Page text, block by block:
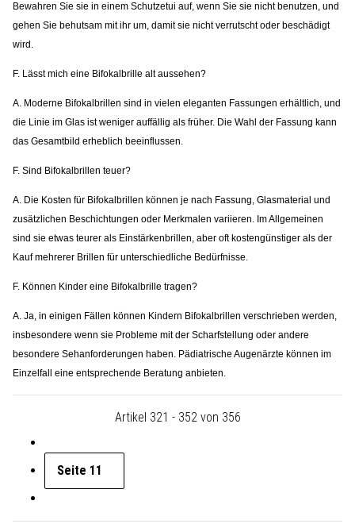
Bewahren Sie sie in einem Schutzetui auf, wenn Sie sie nicht benutzen, und
gehen Sie behutsam mit ihr um, damit sie nicht verrutscht oder beschädigt
wird.
F. Lässt mich eine Bifokalbrille alt aussehen?
A. Moderne Bifokalbrillen sind in vielen eleganten Fassungen erhältlich, und
die Linie im Glas ist weniger auffällig als früher. Die Wahl der Fassung kann
das Gesamtbild erheblich beeinflussen.
F. Sind Bifokalbrillen teuer?
A. Die Kosten für Bifokalbrillen können je nach Fassung, Glasmaterial und
zusätzlichen Beschichtungen oder Merkmalen variieren. Im Allgemeinen
sind sie etwas teurer als Einstärkenbrillen, aber oft kostengünstiger als der
Kauf mehrerer Brillen für unterschiedliche Bedürfnisse.
F. Können Kinder eine Bifokalbrille tragen?
A. Ja, in einigen Fällen können Kindern Bifokalbrillen verschrieben werden,
insbesondere wenn sie Probleme mit der Scharfstellung oder andere
besondere Sehanforderungen haben. Pädiatrische Augenärzte können im
Einzelfall eine entsprechende Beratung anbieten.
Artikel 321 - 352 von 356
Seite 11